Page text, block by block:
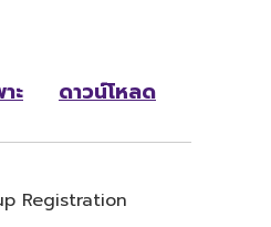
ะ ดาวน์โหลด
Registration